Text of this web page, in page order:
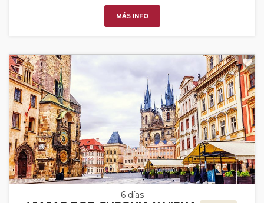
MÁS INFO
6 días